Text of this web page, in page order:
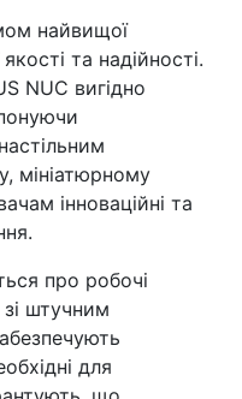
найвищої
та надійності.
NUC вигідно
мініатюрному
інноваційні та
про робочі
штучним
для